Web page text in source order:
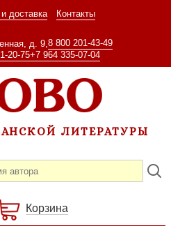
доставка
Контакты
д. 9, 8 800 201-43-49
20-75+7 964 335-07-04
ЛИТЕРАТУРЫ
Корзина